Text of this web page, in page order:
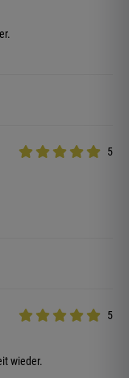
5
5
wieder.